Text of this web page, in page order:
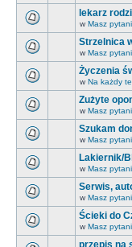
lekarz
w Masz
Strzelnica
w Masz
Życzenia
w Na każdy
Zużyte
w Masz
Szukam
w Masz
Lakiernik/
w Masz
Serwis,
w Masz
Ścieki do
w Masz
przepis na